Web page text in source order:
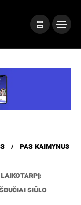
PAS KAIMYNUS
SIŪLO